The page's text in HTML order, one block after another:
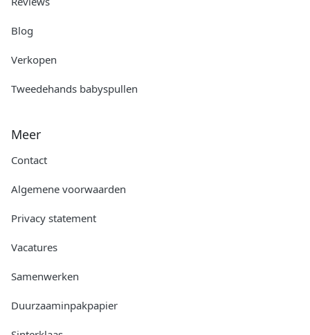
Blog
Verkopen
Tweedehands babyspullen
Meer
Contact
Algemene voorwaarden
Privacy statement
Vacatures
Samenwerken
Duurzaaminpakpapier